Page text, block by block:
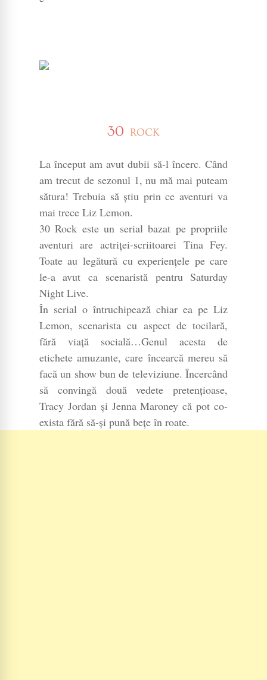
30 ROCK
La început am avut dubii să-l încerc. Când
am trecut de sezonul 1, nu mă mai puteam
sătura! Trebuia să știu prin ce aventuri va
mai trece Liz Lemon.
30 Rock este un serial bazat pe propriile
aventuri are actriței-scriitoarei Tina Fey.
Toate au legătură cu experiențele pe care
le-a avut ca scenaristă pentru Saturday
Night Live.
În serial o întruchipează chiar ea pe Liz
Lemon, scenarista cu aspect de tocilară,
fără viață socială…Genul acesta de
etichete amuzante, care încearcă mereu să
facă un show bun de televiziune. Încercând
să convingă două vedete pretențioase,
Tracy Jordan și Jenna Maroney că pot co-
exista fără să-și pună bețe în roate.